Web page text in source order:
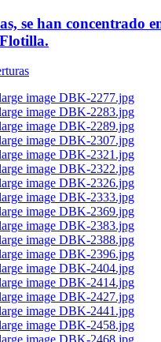
se han concentrado